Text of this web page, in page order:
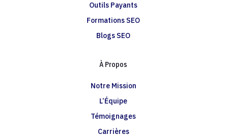
Outils Payants
Formations SEO
Blogs SEO
À Propos
Notre Mission
L’Équipe
Témoignages
Carrières